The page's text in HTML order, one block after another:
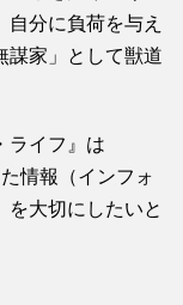
分に負荷を与え
謀家」として獣道
ライフ』は
情報（インフォ
を大切にしたいと